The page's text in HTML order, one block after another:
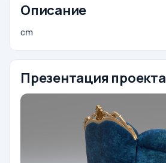
Описание
cm
Презентация проекта